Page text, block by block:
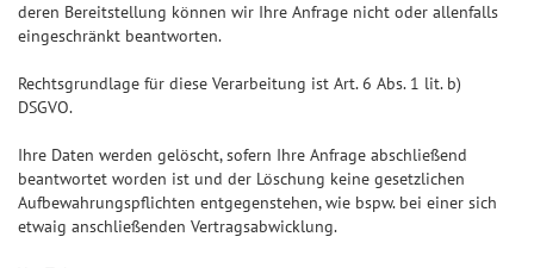
deren Bereitstellung können wir Ihre Anfrage nicht oder allenfalls
eingeschränkt beantworten.
Rechtsgrundlage für diese Verarbeitung ist Art. 6 Abs. 1 lit. b)
DSGVO.
Ihre Daten werden gelöscht, sofern Ihre Anfrage abschließend
beantwortet worden ist und der Löschung keine gesetzlichen
Aufbewahrungspflichten entgegenstehen, wie bspw. bei einer sich
etwaig anschließenden Vertragsabwicklung.